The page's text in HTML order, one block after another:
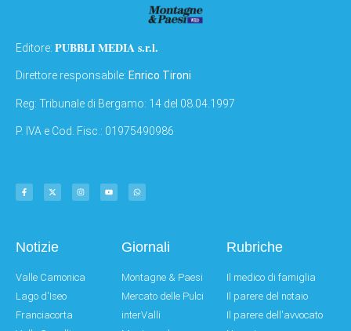
Editore: PUBBLI MEDIA s.r.l.
Direttore responsabile: Enrico Tironi
Reg: Tribunale di Bergamo: 14 del 08.04.1997
P. IVA e Cod. Fisc.: 01975490986
Notizie
Valle Camonica
Lago d'Iseo
Franciacorta
Giornali
Montagne & Paesi
Mercato delle Pulci
interValli
Rubriche
Il medico di famiglia
Il parere del notaio
Il parere dell'avvocato